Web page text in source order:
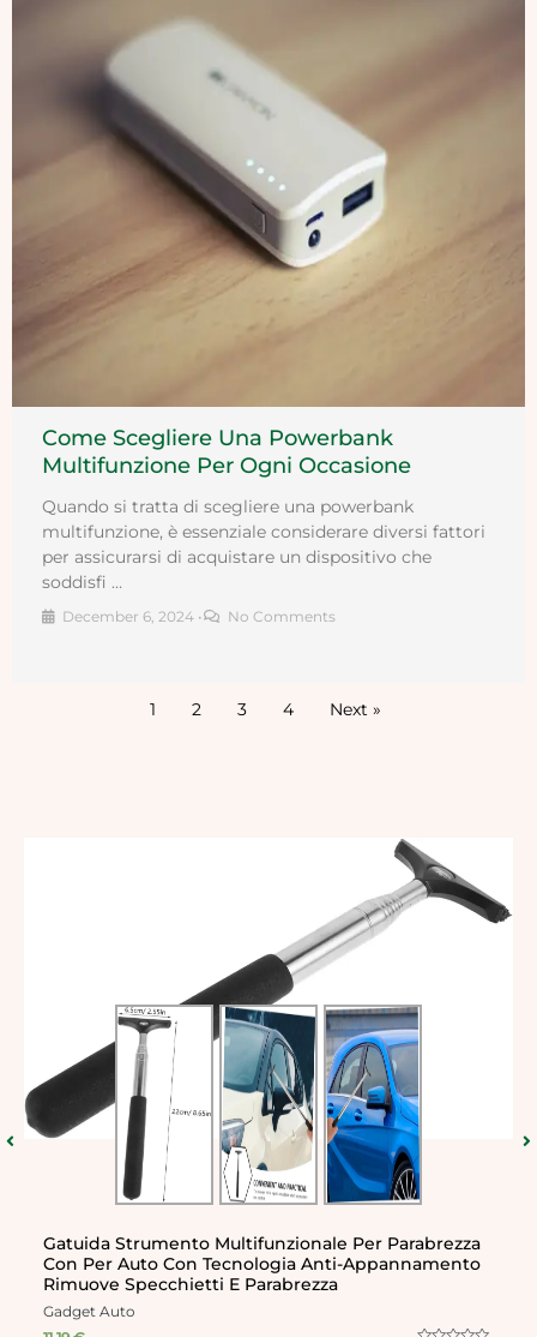
Come Scegliere Una Powerbank
Multifunzione Per Ogni Occasione
Quando si tratta di scegliere una powerbank
multifunzione, è essenziale considerare diversi fattori
per assicurarsi di acquistare un dispositivo che
soddisfi …
December 6, 2024 • No Comments
1 2 3 4 Next »
Ventilatore Personale – Circolatore Di
Raffreddamento Tascabile, Flusso D’aria Ricaricabile
USB‑C | Mini Portatili A Cinque Velocità, Strumento
Ergonomico Per Brezza, Gadget Fitness Portatile
Gadget Personali